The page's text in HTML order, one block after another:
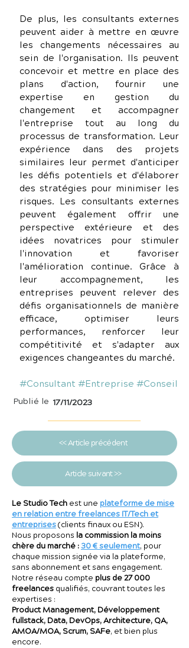
De plus, les consultants externes
peuvent aider à mettre en œuvre
les changements nécessaires au
sein de l'organisation. Ils peuvent
concevoir et mettre en place des
plans d'action, fournir une
expertise en gestion du
changement et accompagner
l'entreprise tout au long du
processus de transformation. Leur
expérience dans des projets
similaires leur permet d'anticiper
les défis potentiels et d'élaborer
des stratégies pour minimiser les
risques. Les consultants externes
peuvent également offrir une
perspective extérieure et des
idées novatrices pour stimuler
l'innovation et favoriser
l'amélioration continue. Grâce à
leur accompagnement, les
entreprises peuvent relever des
défis organisationnels de manière
efficace, optimiser leurs
performances, renforcer leur
compétitivité et s'adapter aux
exigences changeantes du marché.
#Consultant #Entreprise #Conseil
Publié le 17/11/2023
<< Article précédent
Article suivant >>
Le Studio Tech est une plateforme de mise
en relation entre freelances IT/Tech et
entreprises(clients finaux ou ESN).
Nous proposons la commission la moins
chère du marché :30 € seulement, pour
chaque mission signée via la plateforme,
sans abonnement et sans engagement.
Notre réseau compte plus de 27 000
freelances qualifiés, couvrant toutes les
expertises :
Product Management, Développement
fullstack, Data, DevOps, Architecture, QA,
AMOA/MOA, Scrum, SAFe, et bien plus
encore.